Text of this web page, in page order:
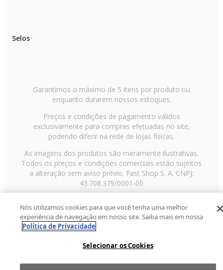
Selos
Garantimos o máximo de 5 itens por produto ou
enquanto durarem nossos estoques.
Preços e condições de pagamento válidos
exclusivamente para compras efetuadas no site,
podendo diferir na rede de lojas físicas.
As imagens dos produtos são meramente ilustrativas.
Todos os preços e condições comerciais estão sujeitos
a alteração sem aviso prévio. Fast Shop S. A. CNPJ:
43.708.379/0001-00
Paulo/SP, CEP 02029-001, Telefone: 11 3003-3728 ©
2013 Fast Shop - Todos os direitos reservadosRF
Nós utilizamos cookies para que você tenha uma melhor
experiência de navegação em nosso site. Saiba mais em nossa
Política de Privacidade
Selecionar os Cookies